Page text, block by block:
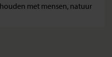
met mensen, natuur